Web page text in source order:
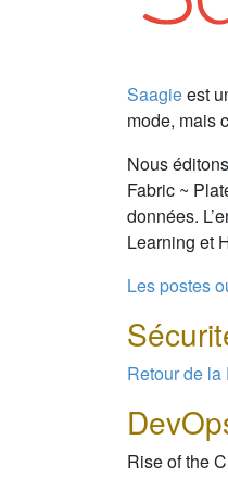
Saagieest
mode, mais
Nous
Fabric ~
données.
Learning et
Les postes
Retour de la
Rise of the